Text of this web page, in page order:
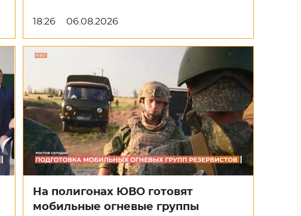
18:26 06.08.2026
На полигонах ЮВО готовят
мобильные огневые группы